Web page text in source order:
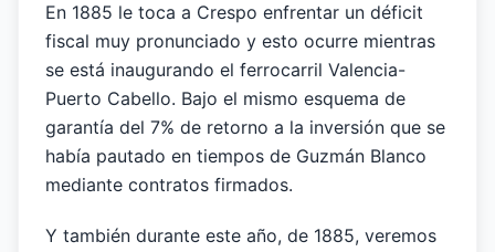
En 1885 le toca a Crespo enfrentar un déficit
fiscal muy pronunciado y esto ocurre mientras
se está inaugurando el ferrocarril Valencia-
Puerto Cabello. Bajo el mismo esquema de
garantía del 7% de retorno a la inversión que se
había pautado en tiempos de Guzmán Blanco
mediante contratos firmados.
Y también durante este año, de 1885, veremos